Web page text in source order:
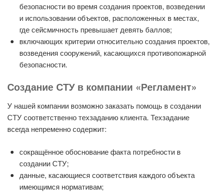
безопасности во время создания проектов, возведении
и использовании объектов, расположенных в местах,
где сейсмичность превышает девять баллов;
включающих критерии относительно создания проектов,
возведения сооружений, касающихся противопожарной
безопасности.
Создание СТУ в компании «Регламент»
У нашей компании возможно заказать помощь в создании
СТУ соответственно техзаданию клиента. Техзадание
всегда непременно содержит:
сокращённое обоснование факта потребности в
создании СТУ;
данные, касающиеся соответствия каждого объекта
имеющимся нормативам;